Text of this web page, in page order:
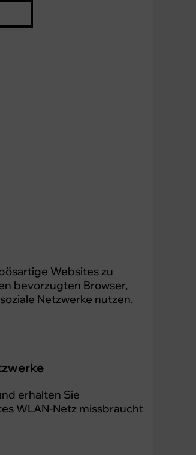
Websites zu
bevorzugten Browser,
Netzwerke nutzen.
erhalten Sie
WLAN-Netz missbraucht